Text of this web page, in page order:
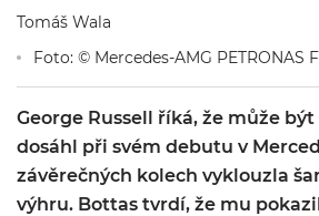
Tomáš Wala
Foto: © Mercedes-AMG PETRONAS
George Russell říká, že může
dosáhl při svém debutu v
závěrečných kolech vyklouzla
výhru. Bottas tvrdí, že mu